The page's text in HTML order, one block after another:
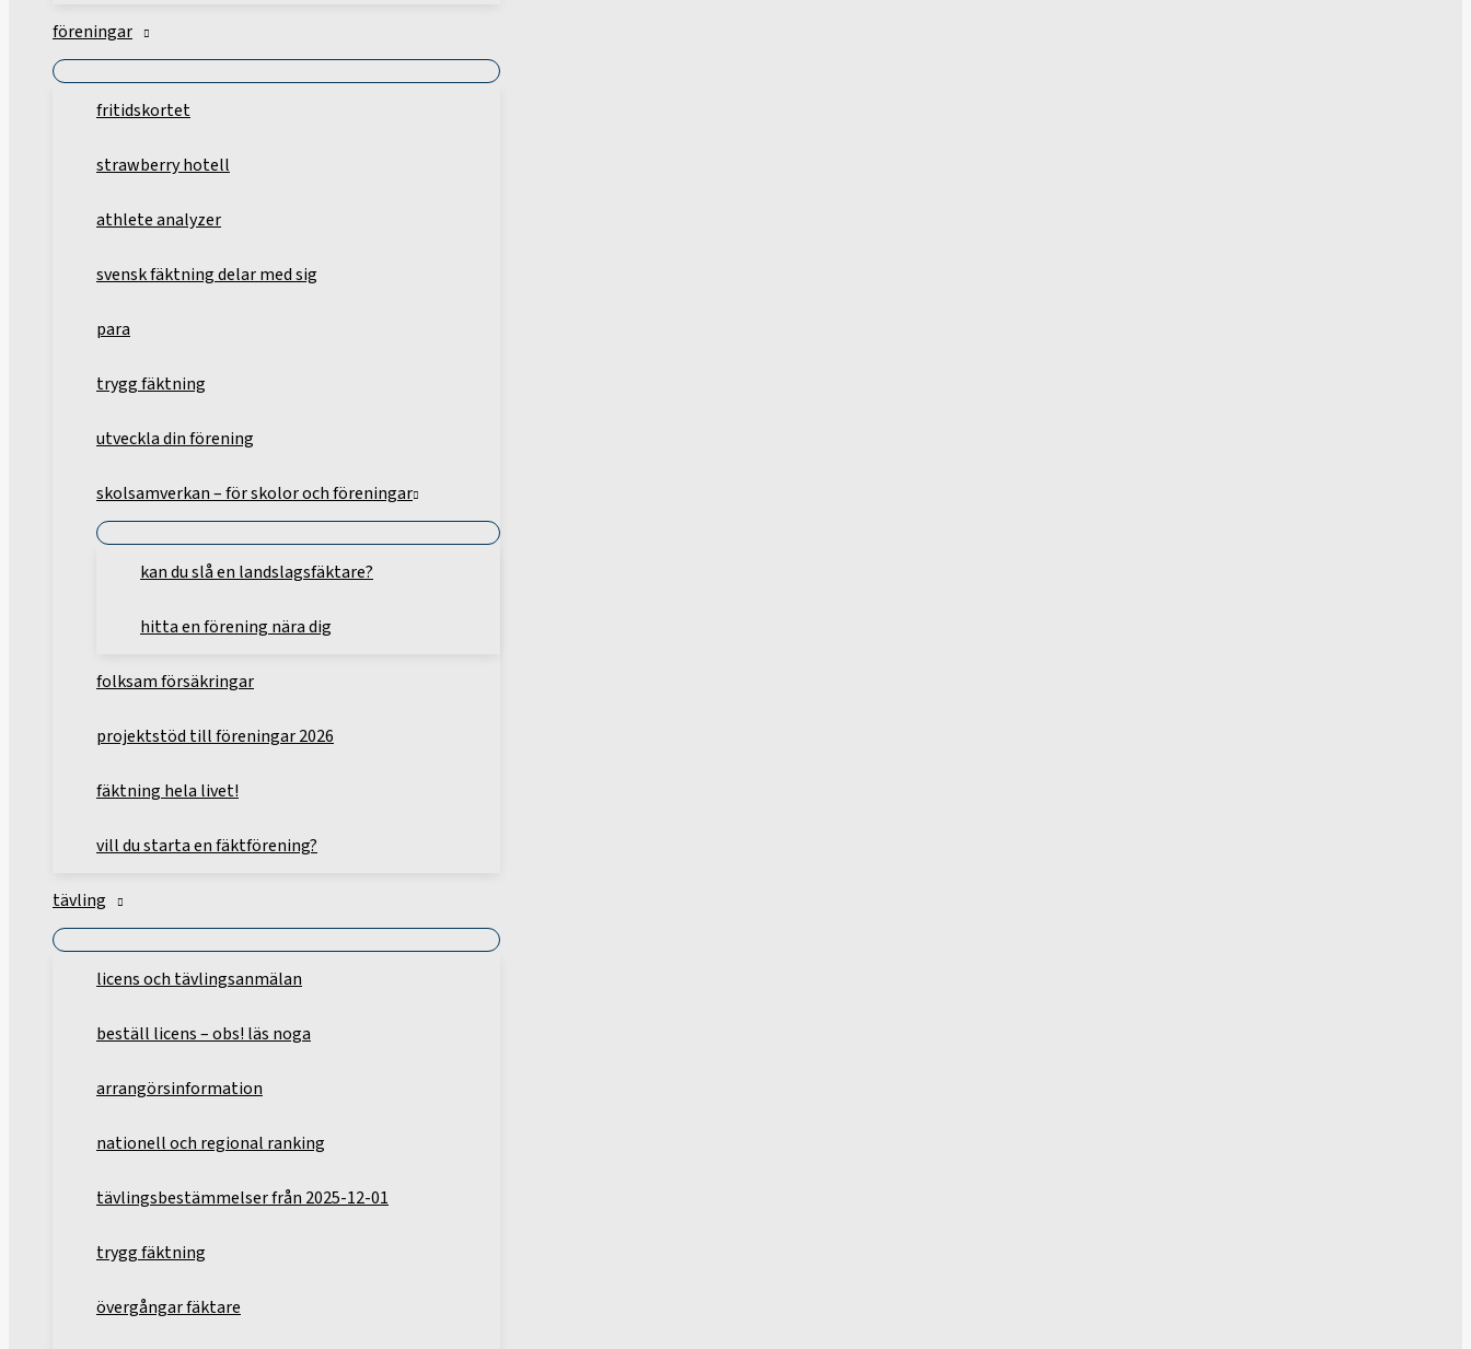
föreningar
fritidskortet
strawberry hotell
athlete analyzer
svensk fäktning delar med sig
para
trygg fäktning
utveckla din förening
skolsamverkan – för skolor och föreningar
kan du slå en landslagsfäktare?
hitta en förening nära dig
folksam försäkringar
projektstöd till föreningar 2026
fäktning hela livet!
vill du starta en fäktförening?
tävling
licens och tävlingsanmälan
beställ licens – obs! läs noga
arrangörsinformation
nationell och regional ranking
tävlingsbestämmelser från 2025-12-01
trygg fäktning
övergångar fäktare